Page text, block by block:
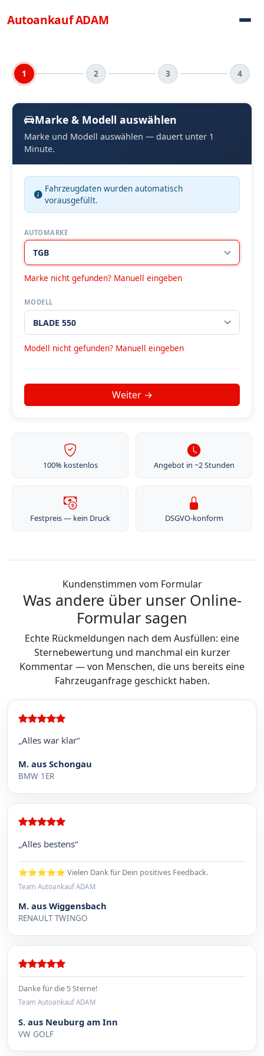
AutoankaufADAM
1 2 3 4
Marke & Modell auswählen
Marke und Modell auswählen — dauert unter 1
Minute.
Fahrzeugdaten wurden automatisch
vorausgefüllt.
AUTOMARKE
Marke nicht gefunden? Manuell eingeben
MODELL
Modell nicht gefunden? Manuell eingeben
100% kostenlos Angebot in ~2 Stunden
Festpreis — kein Druck DSGVO-konform
Kundenstimmen vom Formular
Was andere über unser Online-
Formular sagen
Echte Rückmeldungen nach dem Ausfüllen: eine
Sternebewertung und manchmal ein kurzer
Kommentar — von Menschen, die uns bereits eine
Fahrzeuganfrage geschickt haben.
„Alles war klar“
M. aus Schongau
BMW 1ER
„Alles bestens“
⭐⭐⭐⭐⭐ Vielen Dank für Dein positives Feedback.
Team Autoankauf ADAM
M. aus Wiggensbach
RENAULT TWINGO
Danke für die 5 Sterne!
Team Autoankauf ADAM
S. aus Neuburg am Inn
VW GOLF